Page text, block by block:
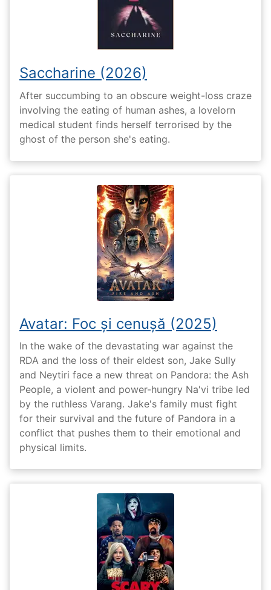
Saccharine (2026)
After succumbing to an obscure weight-loss craze
involving the eating of human ashes, a lovelorn
medical student finds herself terrorised by the
ghost of the person she's eating.
Avatar: Foc și cenușă (2025)
In the wake of the devastating war against the
RDA and the loss of their eldest son, Jake Sully
and Neytiri face a new threat on Pandora: the Ash
People, a violent and power-hungry Na'vi tribe led
by the ruthless Varang. Jake's family must fight
for their survival and the future of Pandora in a
conflict that pushes them to their emotional and
physical limits.